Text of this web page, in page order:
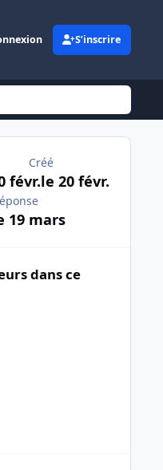
S’inscrire
Créé
févr.le 20 févr.
19 mars
dans ce